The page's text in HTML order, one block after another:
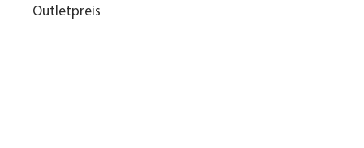
Outletpreis